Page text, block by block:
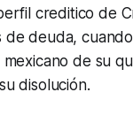
creditico de
de deuda,
de su
disolución.